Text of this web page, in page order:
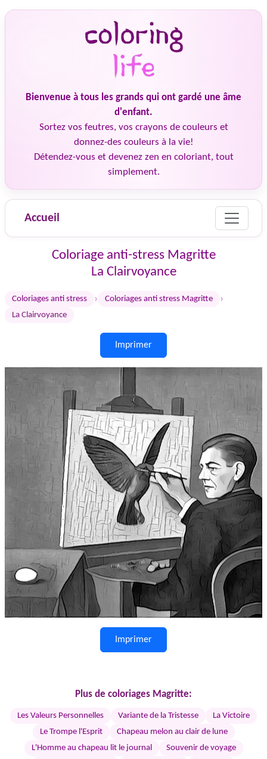
Bienvenue à tous les grands qui ont gardé une âme
d'enfant.
Sortez vos feutres, vos crayons de couleurs et
donnez-des couleurs à la vie!
Détendez-vous et devenez zen en coloriant, tout
simplement.
Accueil
Coloriage anti-stress Magritte
La Clairvoyance
Coloriages anti stress › Coloriages anti stress Magritte ›
La Clairvoyance
Imprimer
Imprimer
Plus de coloriages Magritte:
Les Valeurs Personnelles Variante de la Tristesse
La Victoire
Le Trompe l'Esprit
Chapeau melon au clair de lune
L'Homme au chapeau lit le journal
Souvenir de voyage